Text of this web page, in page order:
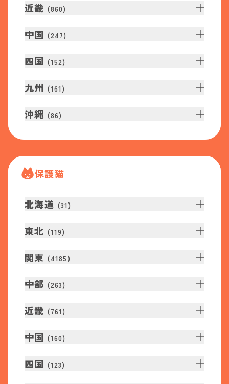
近畿 (860)
中国 (247)
四国 (152)
九州 (161 )
沖縄 (86)
保護猫
北海道 (31 )
東北 (119)
関東 (4185 )
中部 (263)
近畿 (761 )
中国 (160)
四国 (123)